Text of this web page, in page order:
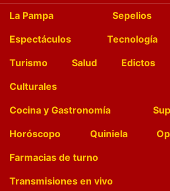
La Pampa Sepelios
Espectáculos
Tecnología
Turismo
Salud Edictos
Culturales
Cocina y Gastronomía
Horóscopo
Quiniela
Farmacias de turno
Transmisiones en vivo